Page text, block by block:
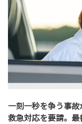
一刻一秒を争う事
救急対応を要請。最